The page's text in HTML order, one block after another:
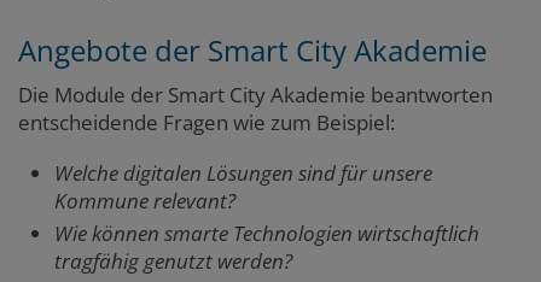
Angebote der Smart City Akademie
Die Module der Smart City Akademie beantworten
entscheidende Fragen wie zum Beispiel:
Welche digitalen Lösungen sind für unsere
Kommune relevant?
Wie können smarte Technologien wirtschaftlich
tragfähig genutzt werden?